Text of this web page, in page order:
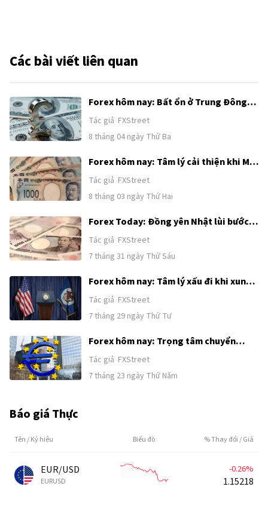
Các bài viết liên quan
Forex hôm nay: Bất ổn ở Trung Đông
tiếp tục hỗ trợ USD trước loạt dữ liệu
tiếp theo của Mỹ
Tác giả FXStreet
8 tháng 04 ngày Thứ Ba
Forex hôm nay: Tâm lý cải thiện khi Mỹ
và Iran nối lại nỗ lực tìm kiếm giải pháp
ngoại giao
Tác giả FXStreet
8 tháng 03 ngày Thứ Hai
Forex Today: Đồng yên Nhật lùi bước
sau khi tăng mạnh nhờ nghi ngờ can
thiệp, BoJ giữ nguyên chính sách
Tác giả FXStreet
7 tháng 31 ngày Thứ Sáu
Forex hôm nay: Tâm lý xấu đi khi xung
đột Trung Đông lan rộng, sự chú ý
chuyển sang Fed
Tác giả FXStreet
7 tháng 29 ngày Thứ Tư
Forex hôm nay: Trọng tâm chuyển
sang quyết định lãi suất của ECB,
trong khi căng thẳng vẫn ở mức cao tại
Trung Đông
Tác giả FXStreet
7 tháng 23 ngày Thứ Năm
Báo giá Thực
Tên / Ký hiệu Biểu đồ % Thay đổi / Giá
EUR/USD
EURUSD
-0.26%
1.15220